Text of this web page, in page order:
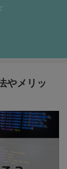
やメリッ